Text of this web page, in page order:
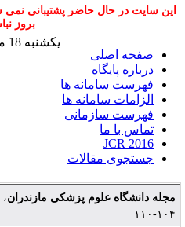
این سایت در حال حاضر پشتیبانی نمی
بروز
صفحه اصلی
درباره پایگاه
فهرست سامانه ها
الزامات سامانه ها
فهرست سازمانی
تماس با ما
JCR 2016
جستجوی مقالات
یکشنبه 18 مرداد 1405
مجله دانشگاه علوم پزشکی مازندران
۱۰۴-۱۱۰